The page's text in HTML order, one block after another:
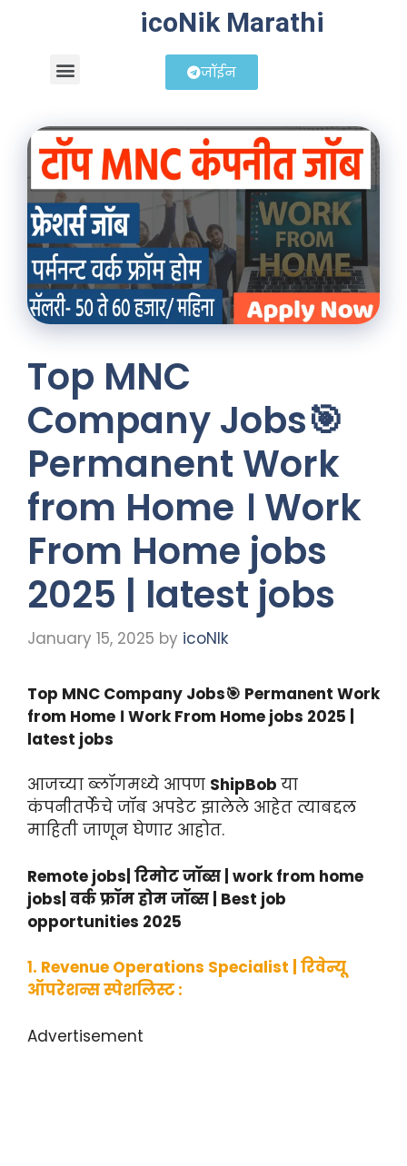
icoNik Marathi
जॉईन
Top MNC
Company Jobs🎯
Permanent Work
from Home । Work
From Home jobs
2025 | latest jobs
January 15, 2025 by icoNIk
Top MNC Company Jobs🎯 Permanent Work
from Home । Work From Home jobs 2025 |
latest jobs
आजच्या ब्लॉगमध्ये आपण ShipBob या
कंपनीतर्फेचे जॉब अपडेट झालेले आहेत त्याबद्दल
माहिती जाणून घेणार आहोत.
Remote jobs| रिमोट जॉब्स | work from home
jobs| वर्क फ्रॉम होम जॉब्स | Best job
opportunities 2025
१. Revenue Operations Specialist | रिवेन्यू
ऑपरेशन्स स्पेशलिस्ट :
Advertisement